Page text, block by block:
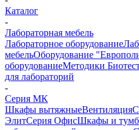
Каталог
-
Лабораторная мебель
Лабораторное оборудование
мебельОборудование
оборудованиеМетодики
для лабораторий
-
Серия МК
Шкафы вытяжныеВентиляция
ЭлитСерия ОфисШкафы и